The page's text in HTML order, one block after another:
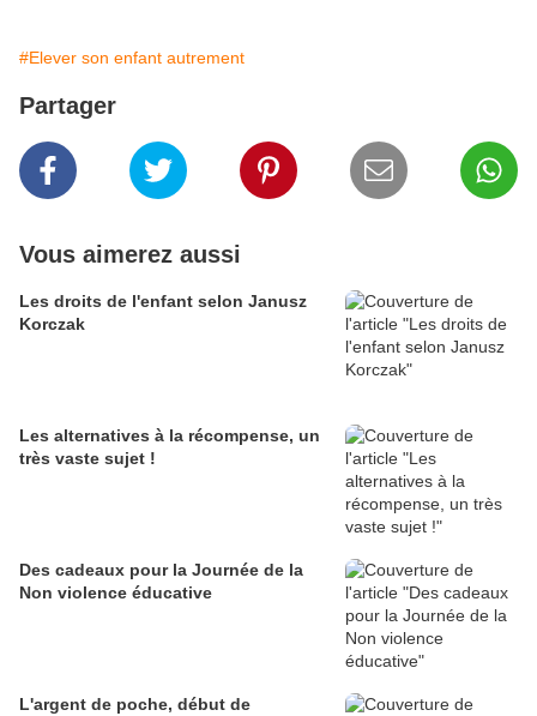
#Elever son enfant autrement
Partager
Vous aimerez aussi
Les droits de l'enfant selon Janusz
Korczak
Les alternatives à la récompense, un
très vaste sujet !
Des cadeaux pour la Journée de la
Non violence éducative
L'argent de poche, début de